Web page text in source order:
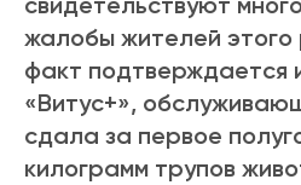
жалобы жителей
факт подтверждается
«Витус+»,
сдала за первое
килограмм трупов